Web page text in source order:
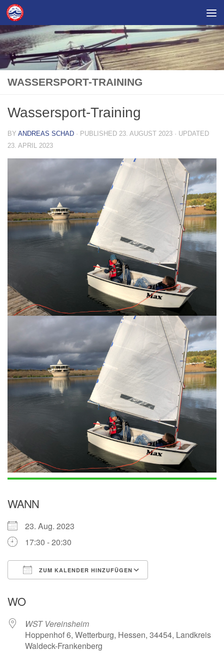
Skip to content
WASSERSPORT-TRAINING
Wassersport-Training
BY ANDREAS SCHAD · PUBLISHED 23. AUGUST 2023 · UPDATED
23. APRIL 2023
WANN
23. Aug. 2023
17:30 - 20:30
ZUM KALENDER HINZUFÜGEN
WO
WST Vereinsheim
Hoppenhof 6, Wetterburg, Hessen, 34454, Landkreis
Waldeck-Frankenberg